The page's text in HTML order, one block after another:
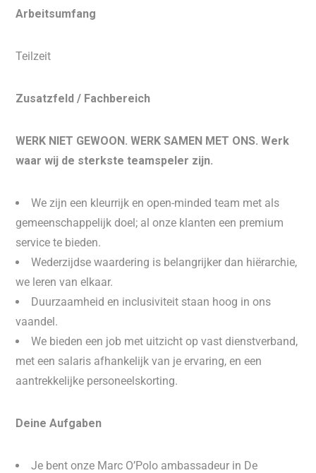
Arbeitsumfang
Teilzeit
Zusatzfeld / Fachbereich
WERK NIET GEWOON. WERK SAMEN MET ONS. Werk
waar wij de sterkste teamspeler zijn.
We zijn een kleurrijk en open-minded team met als
gemeenschappelijk doel; al onze klanten een premium
service te bieden.
Wederzijdse waardering is belangrijker dan hiërarchie,
we leren van elkaar.
Duurzaamheid en inclusiviteit staan hoog in ons
vaandel.
We bieden een job met uitzicht op vast dienstverband,
met een salaris afhankelijk van je ervaring, en een
aantrekkelijke personeelskorting.
Deine Aufgaben
Je bent onze Marc O’Polo ambassadeur in De